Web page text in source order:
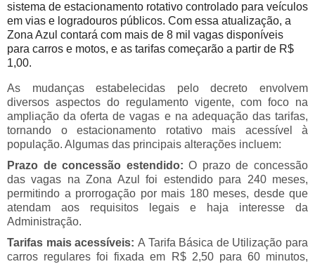
sistema de estacionamento rotativo controlado para veículos
em vias e logradouros públicos. Com essa atualização, a
Zona Azul contará com mais de 8 mil vagas disponíveis
para carros e motos, e as tarifas começarão a partir de R$
1,00.
As mudanças estabelecidas pelo decreto envolvem
diversos aspectos do regulamento vigente, com foco na
ampliação da oferta de vagas e na adequação das tarifas,
tornando o estacionamento rotativo mais acessível à
população. Algumas das principais alterações incluem:
Prazo de concessão estendido: O prazo de concessão
das vagas na Zona Azul foi estendido para 240 meses,
permitindo a prorrogação por mais 180 meses, desde que
atendam aos requisitos legais e haja interesse da
Administração.
Tarifas mais acessíveis: A Tarifa Básica de Utilização para
carros regulares foi fixada em R$ 2,50 para 60 minutos,